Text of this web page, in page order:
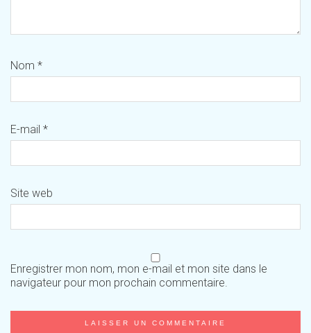
Nom *
E-mail *
Site web
Enregistrer mon nom, mon e-mail et mon site dans le
navigateur pour mon prochain commentaire.